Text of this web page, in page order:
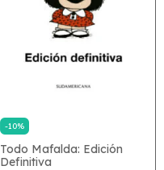
-10%
Todo Mafalda: Edición
Definitiva